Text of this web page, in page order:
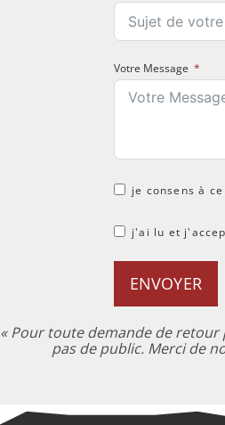
Votre Message
je consens à
j'ai lu et
ENVOYER
« Pour toute demande de
pas de public. Merci de